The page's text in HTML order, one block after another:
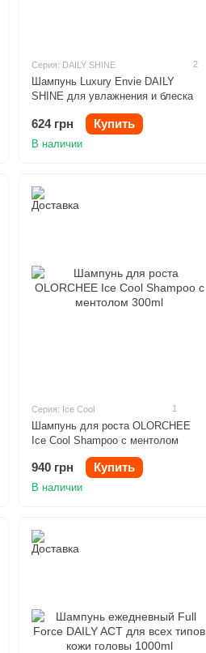
Серия: DAILY SHINE 2
Шампунь Luxury Envie DAILY
SHINE для увлажнения и блеска
волос с кокосом 250ml
624 грн Купить
В наличии
Серия: Ice Cool 1
Шампунь для роста OLORCHEE
Ice Cool Shampoo с ментолом
940 грн Купить
В наличии